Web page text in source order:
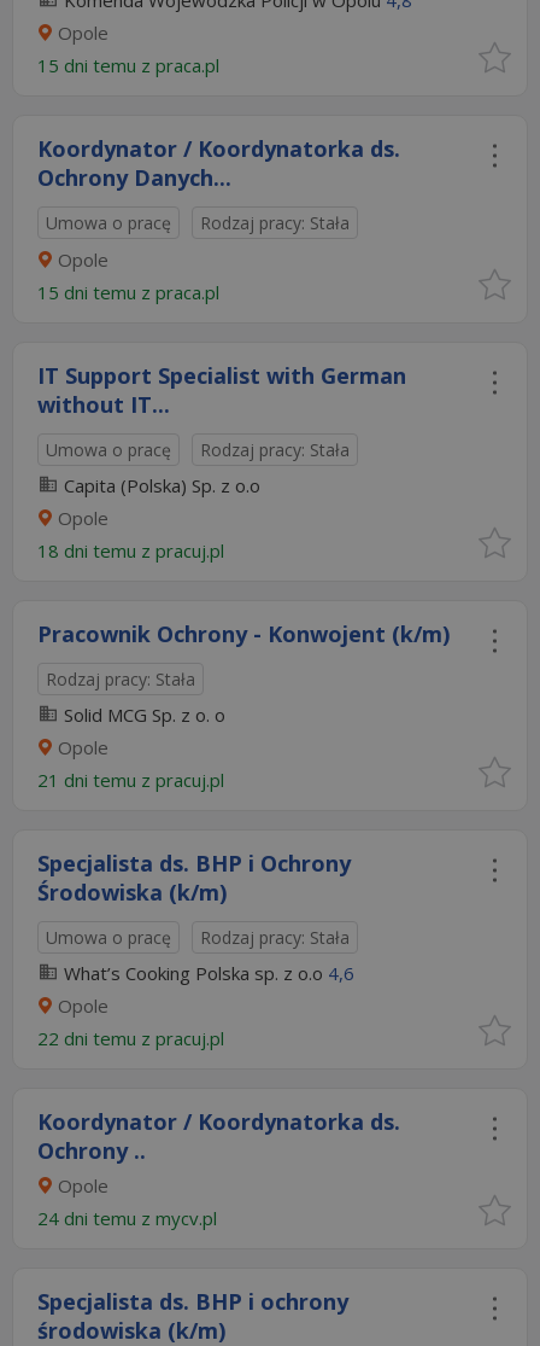
Opole
15 dni temu z praca.pl
Koordynator / Koordynatorka ds.
Ochrony Danych...
Umowa o pracę Rodzaj pracy: Stała
Opole
15 dni temu z praca.pl
IT Support Specialist with German
without IT...
Umowa o pracę Rodzaj pracy: Stała
Capita (Polska) Sp. z o.o
Opole
18 dni temu z pracuj.pl
Pracownik Ochrony - Konwojent (k/m)
Rodzaj pracy: Stała
Solid MCG Sp. z o. o
Opole
21 dni temu z pracuj.pl
Specjalista ds. BHP i Ochrony
Środowiska (k/m)
Umowa o pracę Rodzaj pracy: Stała
What’s Cooking Polska sp. z o.o 4,6
Opole
22 dni temu z pracuj.pl
Koordynator / Koordynatorka ds.
Ochrony ..
Opole
24 dni temu z mycv.pl
Specjalista ds. BHP i ochrony
środowiska (k/m)